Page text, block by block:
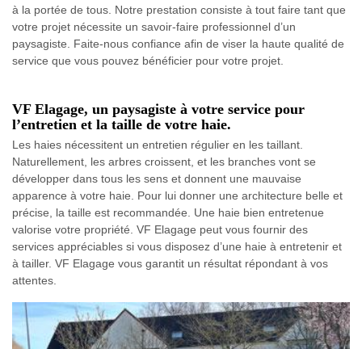
à la portée de tous. Notre prestation consiste à tout faire tant que
votre projet nécessite un savoir-faire professionnel d’un
paysagiste. Faite-nous confiance afin de viser la haute qualité de
service que vous pouvez bénéficier pour votre projet.
VF Elagage, un paysagiste à votre service pour
l’entretien et la taille de votre haie.
Les haies nécessitent un entretien régulier en les taillant.
Naturellement, les arbres croissent, et les branches vont se
développer dans tous les sens et donnent une mauvaise
apparence à votre haie. Pour lui donner une architecture belle et
précise, la taille est recommandée. Une haie bien entretenue
valorise votre propriété. VF Elagage peut vous fournir des
services appréciables si vous disposez d’une haie à entretenir et
à tailler. VF Elagage vous garantit un résultat répondant à vos
attentes.